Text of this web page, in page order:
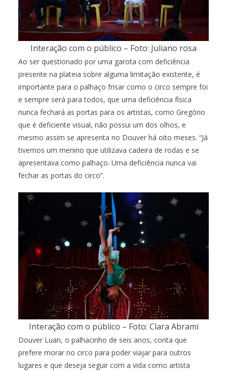
Interação com o público – Foto: Juliano rosa
Ao ser questionado por uma garota com deficiência
presente na plateia sobre alguma limitação existente, é
importante para o palhaço frisar como o circo sempre foi
e sempre será para todos, que uma deficiência física
nunca fechará as portas para os artistas, como Gregório
que é deficiente visual, não possui um dos olhos, e
mesmo assim se apresenta no Douver há oito meses. “Já
tivemos um menino que utilizava cadeira de rodas e se
apresentava como palhaço. Uma deficiência nunca vai
fechar as portas do circo”.
Interação com o público – Foto: Clara Abrami
Douver Luan, o palhacinho de seis anos, conta que
prefere morar no circo para poder viajar para outros
lugares e que deseja seguir com a vida como artista